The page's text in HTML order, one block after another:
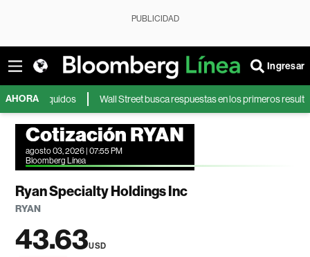
PUBLICIDAD
Ingresar
AHORA
líquidos Wall Street busca respuestas en los primeros resultados
Cotización RYAN
agosto 03, 2026 | 07:55 PM
Bloomberg Línea
Ryan Specialty Holdings Inc
RYAN
43.63USD